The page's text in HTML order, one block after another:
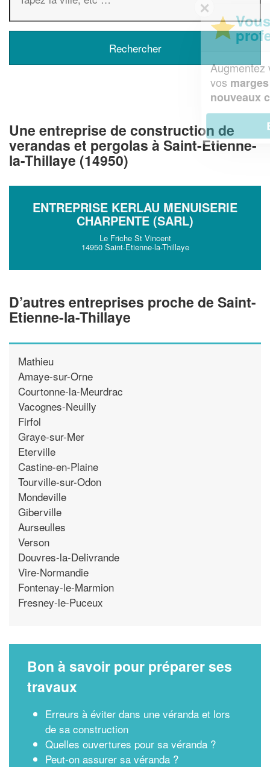
Une entreprise de construction de
verandas et pergolas à Saint-Etienne-
la-Thillaye (14950)
ENTREPRISE KERLAU MENUISERIE
CHARPENTE (SARL)
Le Friche St Vincent
14950 Saint-Etienne-la-Thillaye
D’autres entreprises proche de Saint-
Etienne-la-Thillaye
Mathieu
Amaye-sur-Orne
Courtonne-la-Meurdrac
Vacognes-Neuilly
Firfol
Graye-sur-Mer
Eterville
Castine-en-Plaine
Tourville-sur-Odon
Mondeville
Giberville
Aurseulles
Verson
Douvres-la-Delivrande
Vire-Normandie
Fontenay-le-Marmion
Fresney-le-Puceux
Bon à savoir pour préparer ses
travaux
Erreurs à éviter dans une véranda et lors
de sa construction
Quelles ouvertures pour sa véranda ?
Peut-on assurer sa véranda ?
✕
Vous êtes un
professionnel ?
Augmentez votrechiffre d'affaireset
tout en gagnant de
En savoir plus